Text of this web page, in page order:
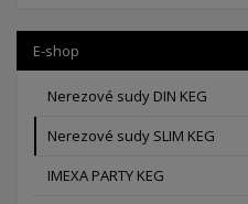
E-shop
Nerezové sudy DIN KEG
Nerezové sudy SLIM KEG
IMEXA PARTY KEG